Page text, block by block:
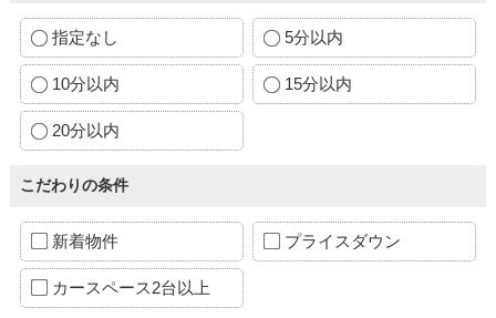
指定なし 5分以内
10分以内 15分以内
20分以内
こだわりの条件
新着物件 プライスダウン
カースペース2台以上